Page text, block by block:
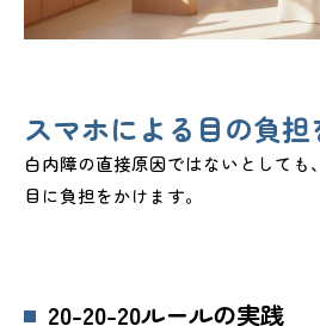
スマホによる目の負
白内障の直接原因ではないとしても
目に負担をかけます。
20-20-20ルールの実践